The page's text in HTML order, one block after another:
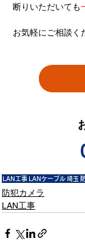
断りいただいても
お気軽にご相談く
LAN工事 LANケーブル 埼玉
防犯カメラ
LAN工事